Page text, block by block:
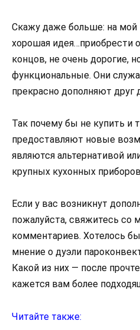
Скажу даже больше: на мой
хорошая идея…приобрести
концов, не очень дорогие,
функциональные. Они
прекрасно дополняют друг
Так почему бы не купить и
предоставляют новые
являются альтернативой
крупных кухонных
Если у вас возникнут
пожалуйста, свяжитесь со
комментариев. Хотелось
мнение о дуэли
Какой из них — после
кажется вам более
Читайте также: